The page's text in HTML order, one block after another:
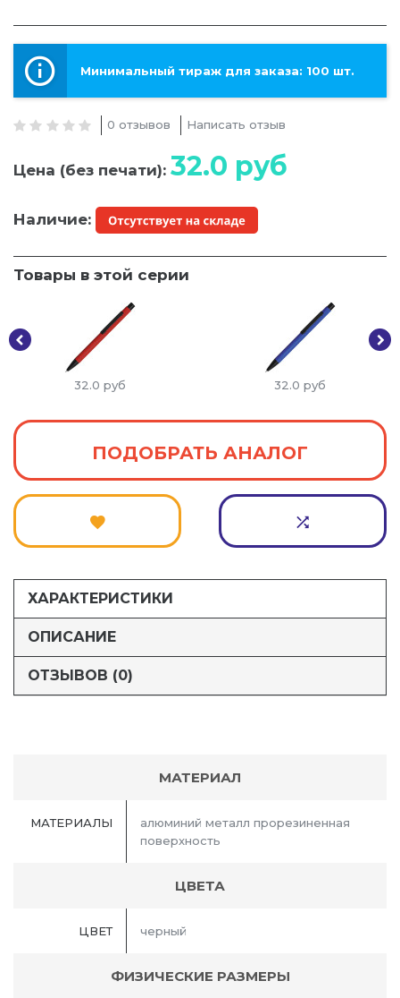
Минимальный тираж для заказа: 100 шт.
0 отзывов Написать отзыв
Цена (без печати): 32.0 руб
Наличие:
Товары в этой серии
32.0 руб 32.0 руб
ПОДОБРАТЬ АНАЛОГ
ХАРАКТЕРИСТИКИ
ОПИСАНИЕ
ОТЗЫВОВ (0)
МАТЕРИАЛ
МАТЕРИАЛЫ
алюминий металл прорезиненная
поверхность
ЦВЕТА
ЦВЕТ черный
ФИЗИЧЕСКИЕ РАЗМЕРЫ